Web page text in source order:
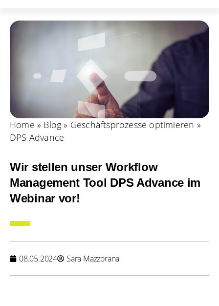
Home » Blog » Geschäftsprozesse optimieren »
DPS Advance
Wir stellen unser Workflow
Management Tool DPS Advance im
Webinar vor!
08.05.2024 Sara Mazzorana